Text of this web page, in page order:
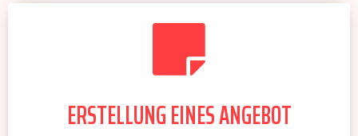
ERSTELLUNG EINES ANGEBOT